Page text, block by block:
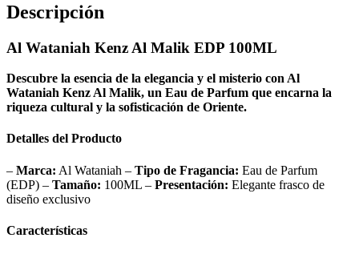
Descripción
Al Wataniah Kenz Al Malik EDP 100ML
Descubre la esencia de la elegancia y el misterio con Al
Wataniah Kenz Al Malik, un Eau de Parfum que encarna la
riqueza cultural y la sofisticación de Oriente.
Detalles del Producto
– Marca: Al Wataniah – Tipo de Fragancia: Eau de Parfum
(EDP) – Tamaño: 100ML – Presentación: Elegante frasco de
diseño exclusivo
Características